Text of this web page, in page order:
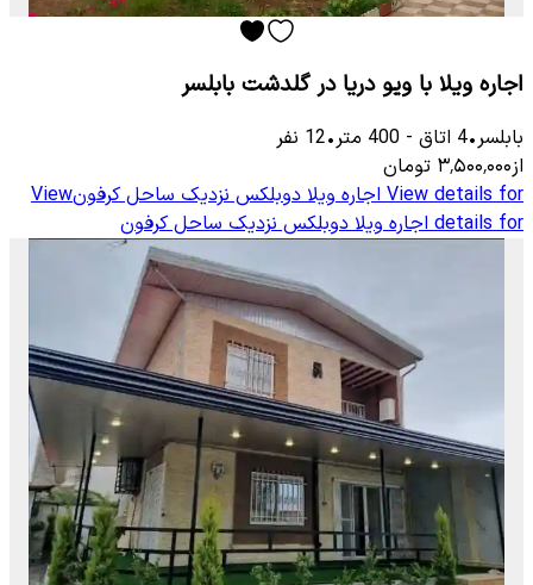
اجاره ویلا با ویو دریا در گلدشت بابلسر
بابلسر•
4 اتاق -
400 متر•
12 نفر
از۳٬۵۰۰٬۰۰۰ تومان
View details for اجاره ویلا دوبلکس نزدیک ساحل کرفونView
details for اجاره ویلا دوبلکس نزدیک ساحل کرفون